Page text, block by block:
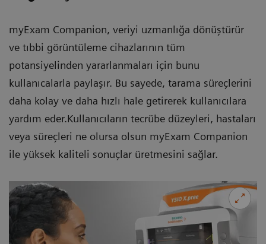
myExam Companion, veriyi uzmanlığa dönüştürür
ve tıbbi görüntüleme cihazlarının tüm
potansiyelinden yararlanmaları için bunu
kullanıcalarla paylaşır. Bu sayede, tarama süreçlerini
daha kolay ve daha hızlı hale getirerek kullanıcılara
yardım eder.Kullanıcıların tecrübe düzeyleri, hastaları
veya süreçleri ne olursa olsun myExam Companion
ile yüksek kaliteli sonuçlar üretmesini sağlar.